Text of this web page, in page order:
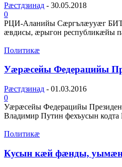
Рæстдзинад - 30.05.2018
0
РЦИ-Аланийы Сæргълæууæг
æвдисы, æрыгон республикæйы
Политикæ
Уæрæсейы Федерацийы
Рæстдзинад - 01.03.2016
0
Уæрæсейы Федерацийы
Владимир Путин фехъусын
Политикæ
Кусын кæй фæнды,